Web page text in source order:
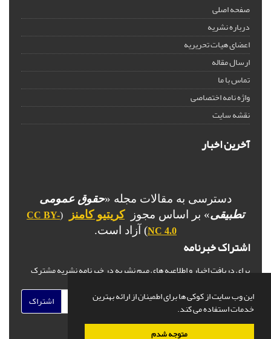
این وب سایت از کوکی ها برای اطمینان از ارائه بهترین
خدمات استفاده می کند.
متوجه شدم
صفحه اصلی
درباره نشریه
اعضای هیات تحریریه
ارسال مقاله
تماس با ما
واژه نامه اختصاصی
نقشه سایت
آخرین اخبار
دسترسی به مقالات مجله «حقوق عمومی
تطبیقی» بر اساس مجوزکریتیو کامنز (
CC BY-
NC 4.0) آزاد است.
اشتراک خبرنامه
برای دریافت اخبار و اطلاعیه های مهم نشریه در خبرنامه نشریه مشترک
اشتراک